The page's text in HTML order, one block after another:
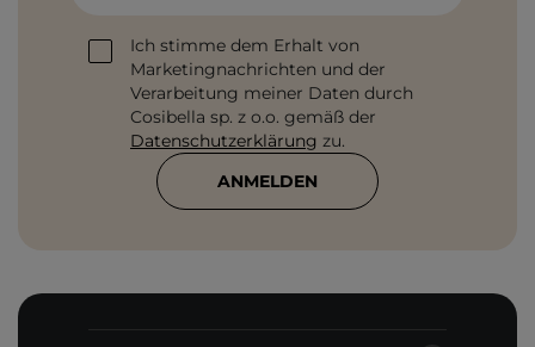
Ich stimme dem Erhalt von
Marketingnachrichten und der
Verarbeitung meiner Daten durch
Cosibella sp. z o.o. gemäß der
Datenschutzerklärung zu.
ANMELDEN